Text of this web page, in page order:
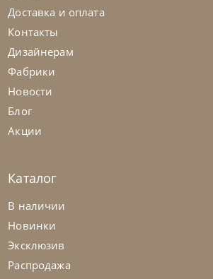
Cattelan Italia
Стол обеденный Napoleon Keramik
Premium
Доставка и оплата
Контакты
Дизайнерам
Фабрики
Новости
Блог
Акции
Каталог
В наличии
Новинки
Эксклюзив
Распродажа